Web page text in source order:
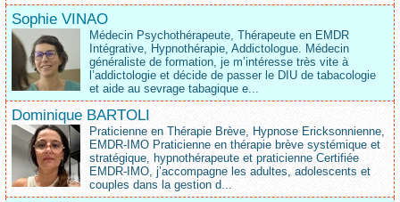
Sophie VINAO
Médecin Psychothérapeute, Thérapeute en EMDR
Intégrative, Hypnothérapie, Addictologue. Médecin
généraliste de formation, je m’intéresse très vite à
l’addictologie et décide de passer le DIU de tabacologie
et aide au sevrage tabagique e...
Dominique BARTOLI
Praticienne en Thérapie Brève, Hypnose Ericksonnienne,
EMDR-IMO Praticienne en thérapie brève systémique et
stratégique, hypnothérapeute et praticienne Certifiée
EMDR-IMO, j’accompagne les adultes, adolescents et
couples dans la gestion d...